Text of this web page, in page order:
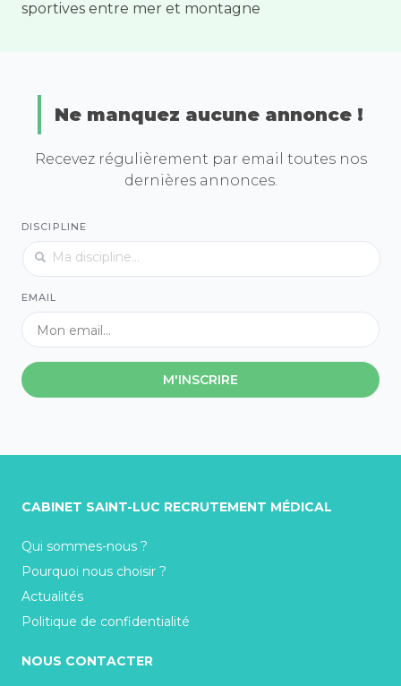
sportives entre mer et montagne
Ne manquez aucune annonce !
Recevez régulièrement par email toutes nos
dernières annonces.
DISCIPLINE
EMAIL
M'INSCRIRE
CABINET SAINT-LUC RECRUTEMENT MÉDICAL
Qui sommes-nous ?
Pourquoi nous choisir ?
Actualités
Politique de confidentialité
NOUS CONTACTER